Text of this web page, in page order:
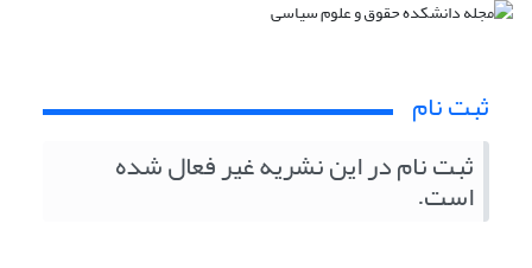
ثبت نام
ثبت نام در این نشریه غیر فعال شده
است.